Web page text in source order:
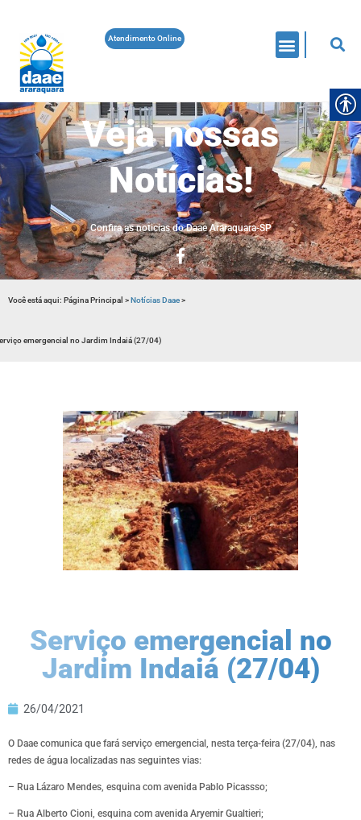
Atendimento Online
Veja nossas
Notícias!
Confira as noticias do Daae Araraquara-SP
Você está aqui: Página Principal >Notícias Daae>
emergencial no Jardim Indaiá (27/04)
Serviço emergencial no
Jardim Indaiá (27/04)
26/04/2021
O Daae comunica que fará serviço emergencial, nesta terça-feira (27/04), nas
redes de água localizadas nas seguintes vias:
– Rua Lázaro Mendes, esquina com avenida Pablo Picassso;
– Rua Alberto Cioni, esquina com avenida Aryemir Gualtieri;